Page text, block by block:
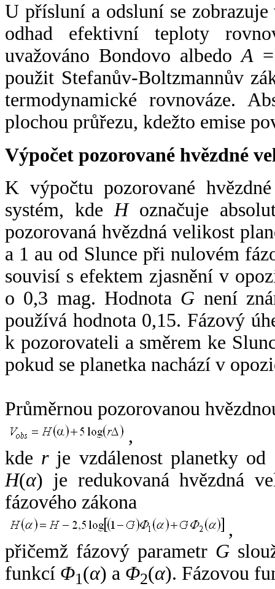
U přísluní a odsluní se
odhad efektivní teploty
uvažováno Bondovo albedoA
použit Stefanův-Boltzmannův
termodynamické rovnováze.
plochou průřezu, kdežto emise
Výpočet pozorované hvězdné
K výpočtu pozorované
systém, kde Hoznačuje
pozorovaná hvězdná velikost
a 1 au od Slunce při nulovém
souvisí s efektem zjasnění v
o 0,3 mag. Hodnota G není
používá hodnota 0,15. Fázový
k pozorovateli a směrem ke
pokud se planetka nachází v
Průměrnou pozorovanou
,
kde rje vzdálenost planetky od
H(α) je redukovaná hvězdná
fázového zákona
,
přičemž fázový parametr G
funkcí Φ1(α) a Φ2(α). Fázovou